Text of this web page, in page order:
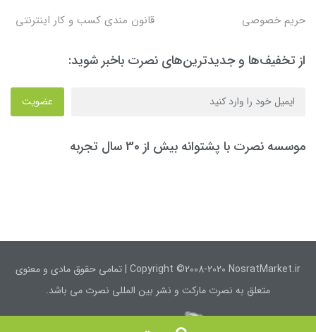
حریم خصوصی
قانون مندی کسب و کار اینترنتی
از تخفیف‌ها و جدیدترین‌های نصرت باخبر شوید:
عضویت
موسسه نصرت با پشتوانه بیش از 30 سال تجربه
Copyright ©2008-2020 NosratMarket.ir | تمامی حقوق مادی و معنوی
متعلق به نصرت مارکت و نشر بین المللی نصرت می باشد.